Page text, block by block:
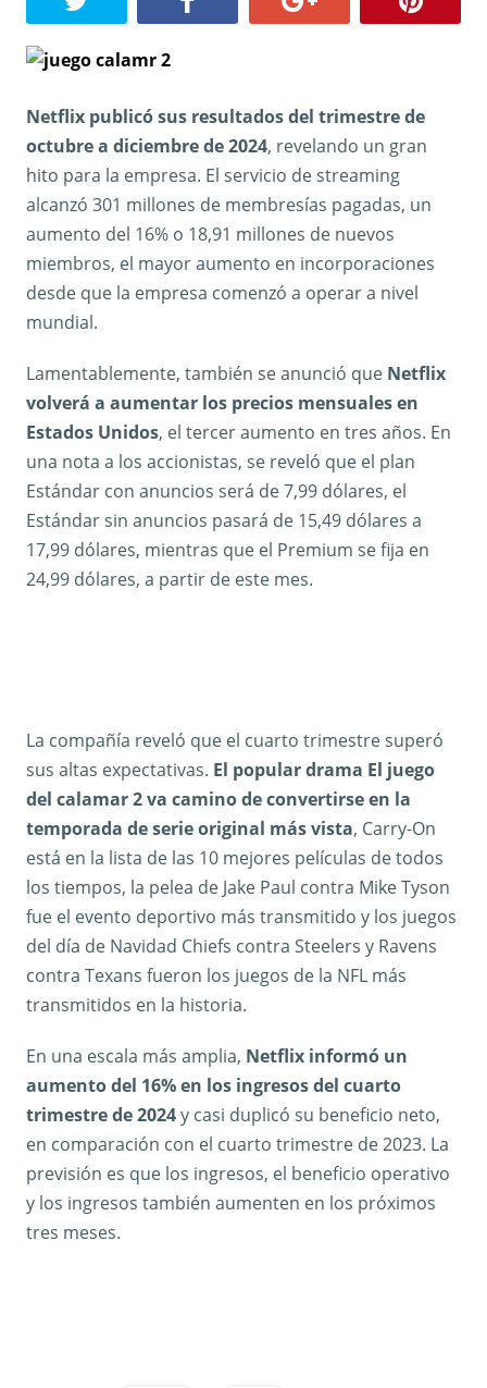
Netflix publicó sus resultados del trimestre de
octubre a diciembre de 2024, revelando un gran
hito para la empresa. El servicio de streaming
alcanzó 301 millones de membresías pagadas, un
aumento del 16% o 18,91 millones de nuevos
miembros, el mayor aumento en incorporaciones
desde que la empresa comenzó a operar a nivel
mundial.
Lamentablemente, también se anunció que Netflix
volverá a aumentar los precios mensuales en
Estados Unidos, el tercer aumento en tres años. En
una nota a los accionistas, se reveló que el plan
Estándar con anuncios será de 7,99 dólares, el
Estándar sin anuncios pasará de 15,49 dólares a
17,99 dólares, mientras que el Premium se fija en
24,99 dólares, a partir de este mes.
La compañía reveló que el cuarto trimestre superó
sus altas expectativas. El popular drama El juego
del calamar 2 va camino de convertirse en la
temporada de serie original más vista, Carry-On
está en la lista de las 10 mejores películas de todos
los tiempos, la pelea de Jake Paul contra Mike Tyson
fue el evento deportivo más transmitido y los juegos
del día de Navidad Chiefs contra Steelers y Ravens
contra Texans fueron los juegos de la NFL más
transmitidos en la historia.
En una escala más amplia, Netflix informó un
aumento del 16% en los ingresos del cuarto
trimestre de 2024y casi duplicó su beneficio neto,
en comparación con el cuarto trimestre de 2023. La
previsión es que los ingresos, el beneficio operativo
y los ingresos también aumenten en los próximos
tres meses.